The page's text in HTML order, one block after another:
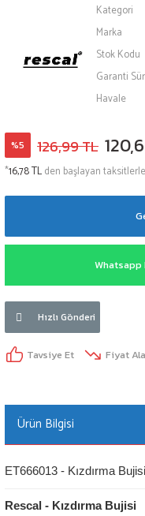
Kategori
Marka
Stok Kodu
Garanti
Havale
%5 126,99 TL
*16,78 TLden başlayan
Whatsapp
Hızlı Gönderi
Tavsiye Et Fiyat
Ürün Bilgisi
ET666013 - Kızdırma Bujisi
Rescal - Kızdırma Bujisi